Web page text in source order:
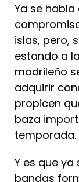
Ya se
islas, pero,
estando a
madrileño
adquirir
propicen
baza
temporada.
Y es que
bandas